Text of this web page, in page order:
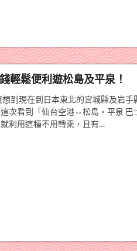
輕鬆便利遊松島及平泉！
想到現在到日本東北的宮城縣及岩手
次看到「仙台空港⇔松島・平泉 巴
利用這種不用轉乘，且有…